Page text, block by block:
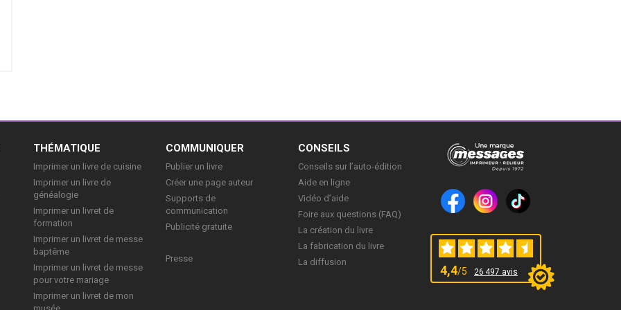
THÉMATIQUE
Imprimer un livre de cuisine
Imprimer un livre de
généalogie
Imprimer un livret de
formation
Imprimer un livret de messe
baptême
Imprimer un livret de messe
pour votre mariage
Imprimer un livret de mon
COMMUNIQUER
Publier un livre
Créer une page auteur
Supports de
communication
Publicité gratuite
Presse
CONSEILS
Conseils sur l’auto-édition
Aide en ligne
Vidéo d’aide
Foire aux questions (FAQ)
La création du livre
La fabrication du livre
La diffusion
4,4/5 26 497 avis